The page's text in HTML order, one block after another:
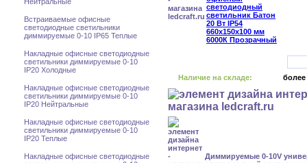
Встраиваемые офисные
светодиодные светильники
диммируемые 0-10 IP65 Теплые
Накладные офисные светодиодные
светильники диммируемые 0-10
IP20 Холодные
Накладные офисные светодиодные
светильники диммируемые 0-10
IP20 Нейтральные
Накладные офисные светодиодные
светильники диммируемые 0-10
IP20 Теплые
Накладные офисные светодиодные
Наличие на складе: более
Диммируемые 0-10V